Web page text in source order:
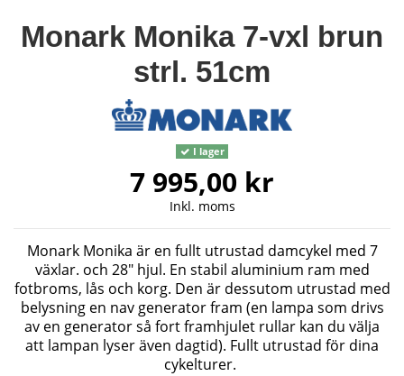
Monark Monika 7-vxl brun
strl. 51cm
I lager
7 995,00 kr
Inkl. moms
Monark Monika är en fullt utrustad damcykel med 7
växlar. och 28" hjul. En stabil aluminium ram med
fotbroms, lås och korg. Den är dessutom utrustad med
belysning en nav generator fram (en lampa som drivs
av en generator så fort framhjulet rullar kan du välja
att lampan lyser även dagtid). Fullt utrustad för dina
cykelturer.